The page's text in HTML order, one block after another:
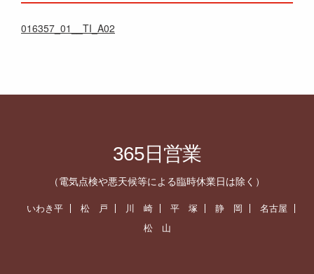
016357_01__TI_A02
365日営業
（電気点検や悪天候等による臨時休業日は除く）
いわき平 松 戸 川 崎 平 塚 静 岡
名古屋
松 山